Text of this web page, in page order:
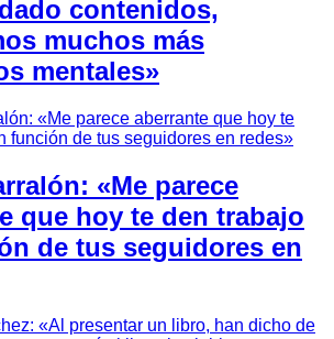
contenidos,
muchos más
mentales»
«Me parece
que hoy te den trabajo
de tus seguidores en